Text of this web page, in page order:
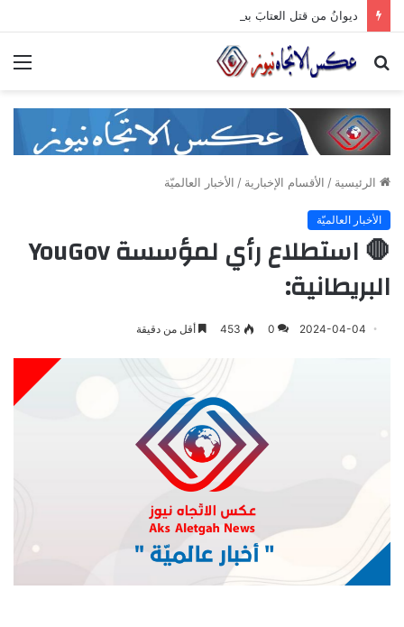
ديوانُ من قتل العتابَ بصمته.. ومضى خلف الأبوابِ يجرُّ ماضيه
بحث
الرئيسية / الأقسام الإخبارية / الأخبار العالميّة
الأخبار العالميّة
🛑 استطلاع رأي لمؤسسة YouGov
البريطانية:
2024-04-04
0
453 أقل من دقيقة